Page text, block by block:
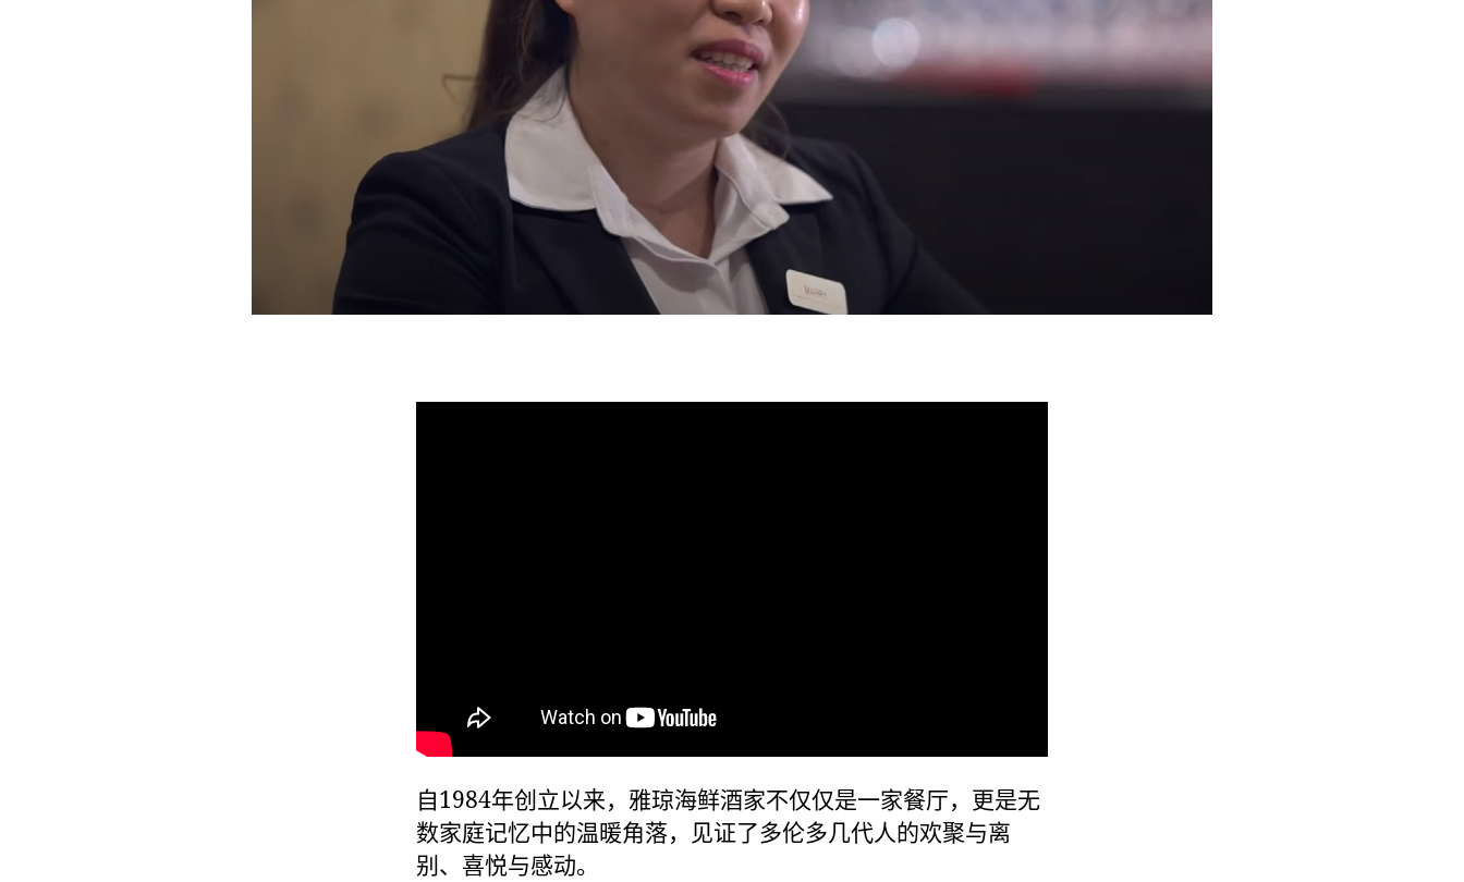
自1984年创立以来，雅琼海鲜酒家不仅仅是一家餐厅，更是无
数家庭记忆中的温暖角落，见证了多伦多几代人的欢聚与离
别、喜悦与感动。